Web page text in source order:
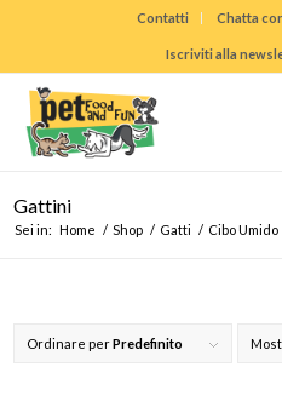
Contatti Chatta
Iscriviti alla
Gattini
Sei in: Home / Shop / Gatti / Cibo Umido
Ordinare perPredefinito